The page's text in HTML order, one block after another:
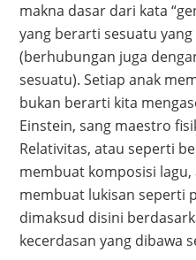
makna dasar dari kata
yang berarti sesuatu
(berhubungan juga
sesuatu). Setiap anak
bukan berarti kita
Einstein, sang maestro
Relativitas, atau seperti
membuat komposisi
membuat lukisan seperti
dimaksud disini
kecerdasan yang dibawa